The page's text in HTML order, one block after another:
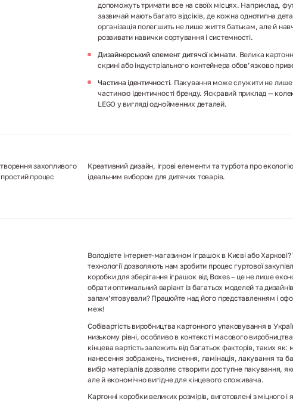
допоможуть тримати все на своїх місцях. Наприклад,
зазвичай мають багато відсіків, де кожна однотипна
організація полегшить не лише життя батькам, але й
розвивати навички сортування і системності.
Дизайнерський елемент дитячої кімнати. Велика
скрині або індустріального контейнера обов’язково
Частина ідентичності. Пакування може служити не лише
частиною ідентичності бренду. Яскравий приклад —
LEGO у вигляді однойменних деталей.
захопливого
простий процес
Креативний дизайн, ігрові елементи та турбота про
ідеальним вибором для дитячих товарів.
Володієте інтернет-магазином іграшок в Києві або
технології дозволяють нам зробити процес гуртової
коробки для зберігання іграшок від Boxes – це не лише
обрати оптимальний варіант із багатьох моделей та
запам’ятовували? Працюйте над його представленням і
меж!
Собівартість виробництва картонного упаковування в
низькому рівні, особливо в контексті масового
кінцева вартість залежить від багатьох факторів, таких
нанесення зображень, тиснення, ламінація, лакування та
вибір матеріалів дозволяє створити доступне пакування,
але й економічно вигідне для кінцевого споживача.
Картонні коробки великих розмірів, виготовлені з міцного